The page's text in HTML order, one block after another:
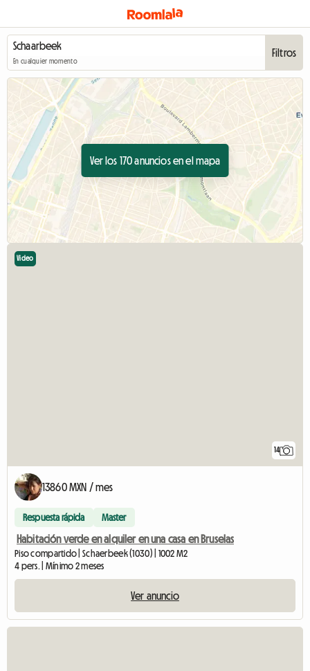
En cualquier momento
Filtros
Ver los 170 anuncios en el mapa
14
Video
13860 MXN / mes
Respuesta rápida Master
Habitación verde en alquiler en una casa en Bruselas
Piso compartido | Schaerbeek (1030) | 1002 M2
4 pers. | Mínimo 2 meses
Ver anuncio